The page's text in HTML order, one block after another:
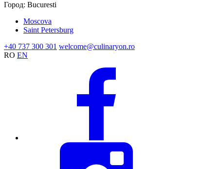
Город: Bucuresti
Moscova
Saint Petersburg
+40 737 300 301 welcome@culinaryon.ro
RO EN